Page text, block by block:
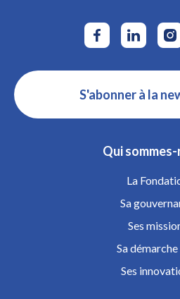
S'abonner à la
Qui sommes-
La
Sa
Ses
Sa démarche
Ses